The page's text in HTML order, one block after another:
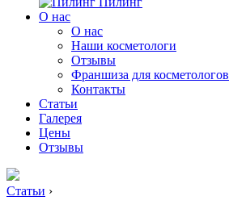
O нас
O нас
Наши косметологи
Отзывы
Франшиза для косметологов
Контакты
Статьи
Галерея
Цены
Отзывы
Статьи ›